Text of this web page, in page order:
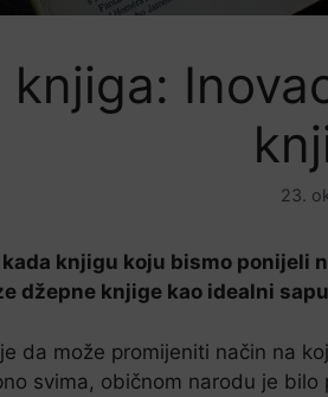
knjiga:
23.
knjigu koju bismo ponijeli
džepne knjige kao idealni
da može promijeniti način na
svima, običnom narodu je